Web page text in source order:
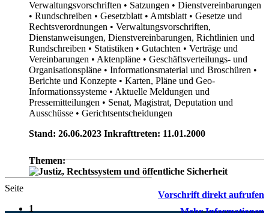
Verwaltungsvorschriften • Satzungen • Dienstvereinbarungen
• Rundschreiben • Gesetzblatt • Amtsblatt • Gesetze und
Rechtsverordnungen • Verwaltungsvorschriften,
Dienstanweisungen, Dienstvereinbarungen, Richtlinien und
Rundschreiben • Statistiken • Gutachten • Verträge und
Vereinbarungen • Aktenpläne • Geschäftsverteilungs- und
Organisationspläne • Informationsmaterial und Broschüren •
Berichte und Konzepte • Karten, Pläne und Geo-
Informationssysteme • Aktuelle Meldungen und
Pressemitteilungen • Senat, Magistrat, Deputation und
Ausschüsse • Gerichtsentscheidungen
Stand: 26.06.2023 Inkrafttreten: 11.01.2000
Themen:
Vorschrift direkt aufrufen
Seite
1